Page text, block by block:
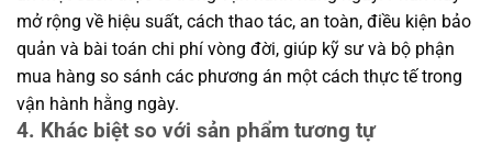
mở rộng về hiệu suất, cách thao tác, an toàn, điều kiện bảo
quản và bài toán chi phí vòng đời, giúp kỹ sư và bộ phận
mua hàng so sánh các phương án một cách thực tế trong
vận hành hằng ngày.
4. Khác biệt so với sản phẩm tương tự